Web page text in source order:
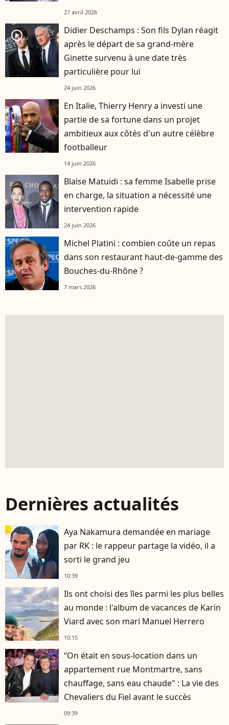
27 avril 2026
player2
Didier Deschamps : Son fils Dylan réagit
après le départ de sa grand-mère
Ginette survenu à une date très
particulière pour lui
24 juin 2026
En Italie, Thierry Henry a investi une
partie de sa fortune dans un projet
ambitieux aux côtés d'un autre célèbre
footballeur
14 juin 2026
Blaise Matuidi : sa femme Isabelle prise
en charge, la situation a nécessité une
intervention rapide
24 juin 2026
Michel Platini : combien coûte un repas
dans son restaurant haut-de-gamme des
Bouches-du-Rhône ?
7 mars 2026
Dernières actualités
Aya Nakamura demandée en mariage
par RK : le rappeur partage la vidéo, il a
sorti le grand jeu
10:39
Ils ont choisi des îles parmi les plus belles
au monde : l'album de vacances de Karin
Viard avec son mari Manuel Herrero
10:15
“On était en sous-location dans un
appartement rue Montmartre, sans
chauffage, sans eau chaude" : La vie des
Chevaliers du Fiel avant le succès
09:39